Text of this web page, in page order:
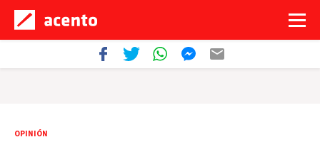
OPINIÓN